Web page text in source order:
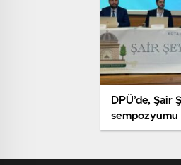
DPÜ’de, Şair
sempozyumu